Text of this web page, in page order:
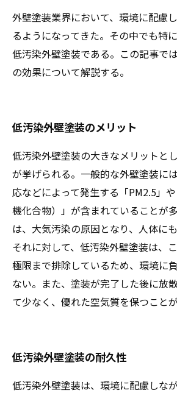
外壁塗装業界において、環境に配慮
るようになってきた。その中でも特
低汚染外壁塗装である。この記事で
の効果について解説する。
低汚染外壁塗装のメリット
低汚染外壁塗装の大きなメリットと
が挙げられる。一般的な外壁塗装に
応などによって発生する「PM2.5」
機化合物）」が含まれていることが
は、大気汚染の原因となり、人体に
それに対して、低汚染外壁塗装は、
極限まで排除しているため、環境に
ない。また、塗装が完了した後に放
て少なく、優れた空気質を保つことが
低汚染外壁塗装の耐久性
低汚染外壁塗装は、環境に配慮しな